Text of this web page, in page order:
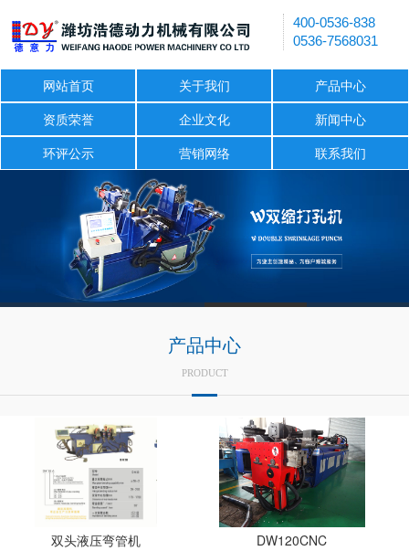
400-0536-838
0536-7568031
网站首页 关于我们
产品中心
资质荣誉
企业文化
新闻中心
环评公示
营销网络 联系我们
产品中心
PRODUCT
双头液压弯管机 DW120CNC